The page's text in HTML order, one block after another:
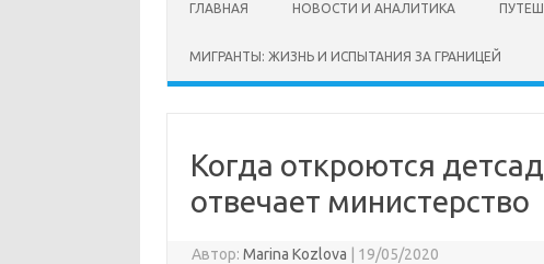
ГЛАВНАЯ НОВОСТИ И АНАЛИТИКА
МИГРАНТЫ: ЖИЗНЬ И ИСПЫТАНИЯ ЗА ГРАНИЦЕЙ
Когда откроются
отвечает министерство
Автор: Marina Kozlova 19/05/2020